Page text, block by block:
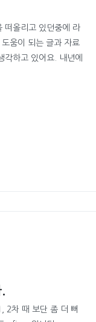
떠올리고 있던중에 라
움이 되는 글과 자료
하고 있어요. 내년에
2차 때 보단 좀 더 뻐